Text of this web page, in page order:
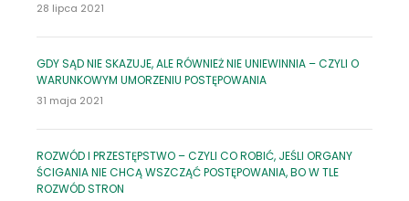
28 lipca 2021
GDY SĄD NIE SKAZUJE, ALE RÓWNIEŻ NIE UNIEWINNIA – CZYLI O
WARUNKOWYM UMORZENIU POSTĘPOWANIA
31 maja 2021
ROZWÓD I PRZESTĘPSTWO – CZYLI CO ROBIĆ, JEŚLI ORGANY
ŚCIGANIA NIE CHCĄ WSZCZĄĆ POSTĘPOWANIA, BO W TLE
ROZWÓD STRON